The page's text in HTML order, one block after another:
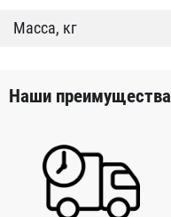
Масса, кг
Наши преимущества